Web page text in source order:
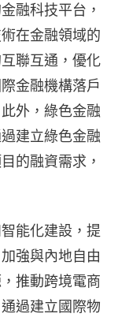
融科技平台，
在金融領域的
聯互通，優化
金融機構落戶
外，綠色金融
建立綠色金融
的融資需求，
能化建設，提
強與內地自由
推動跨境電商
過建立國際物